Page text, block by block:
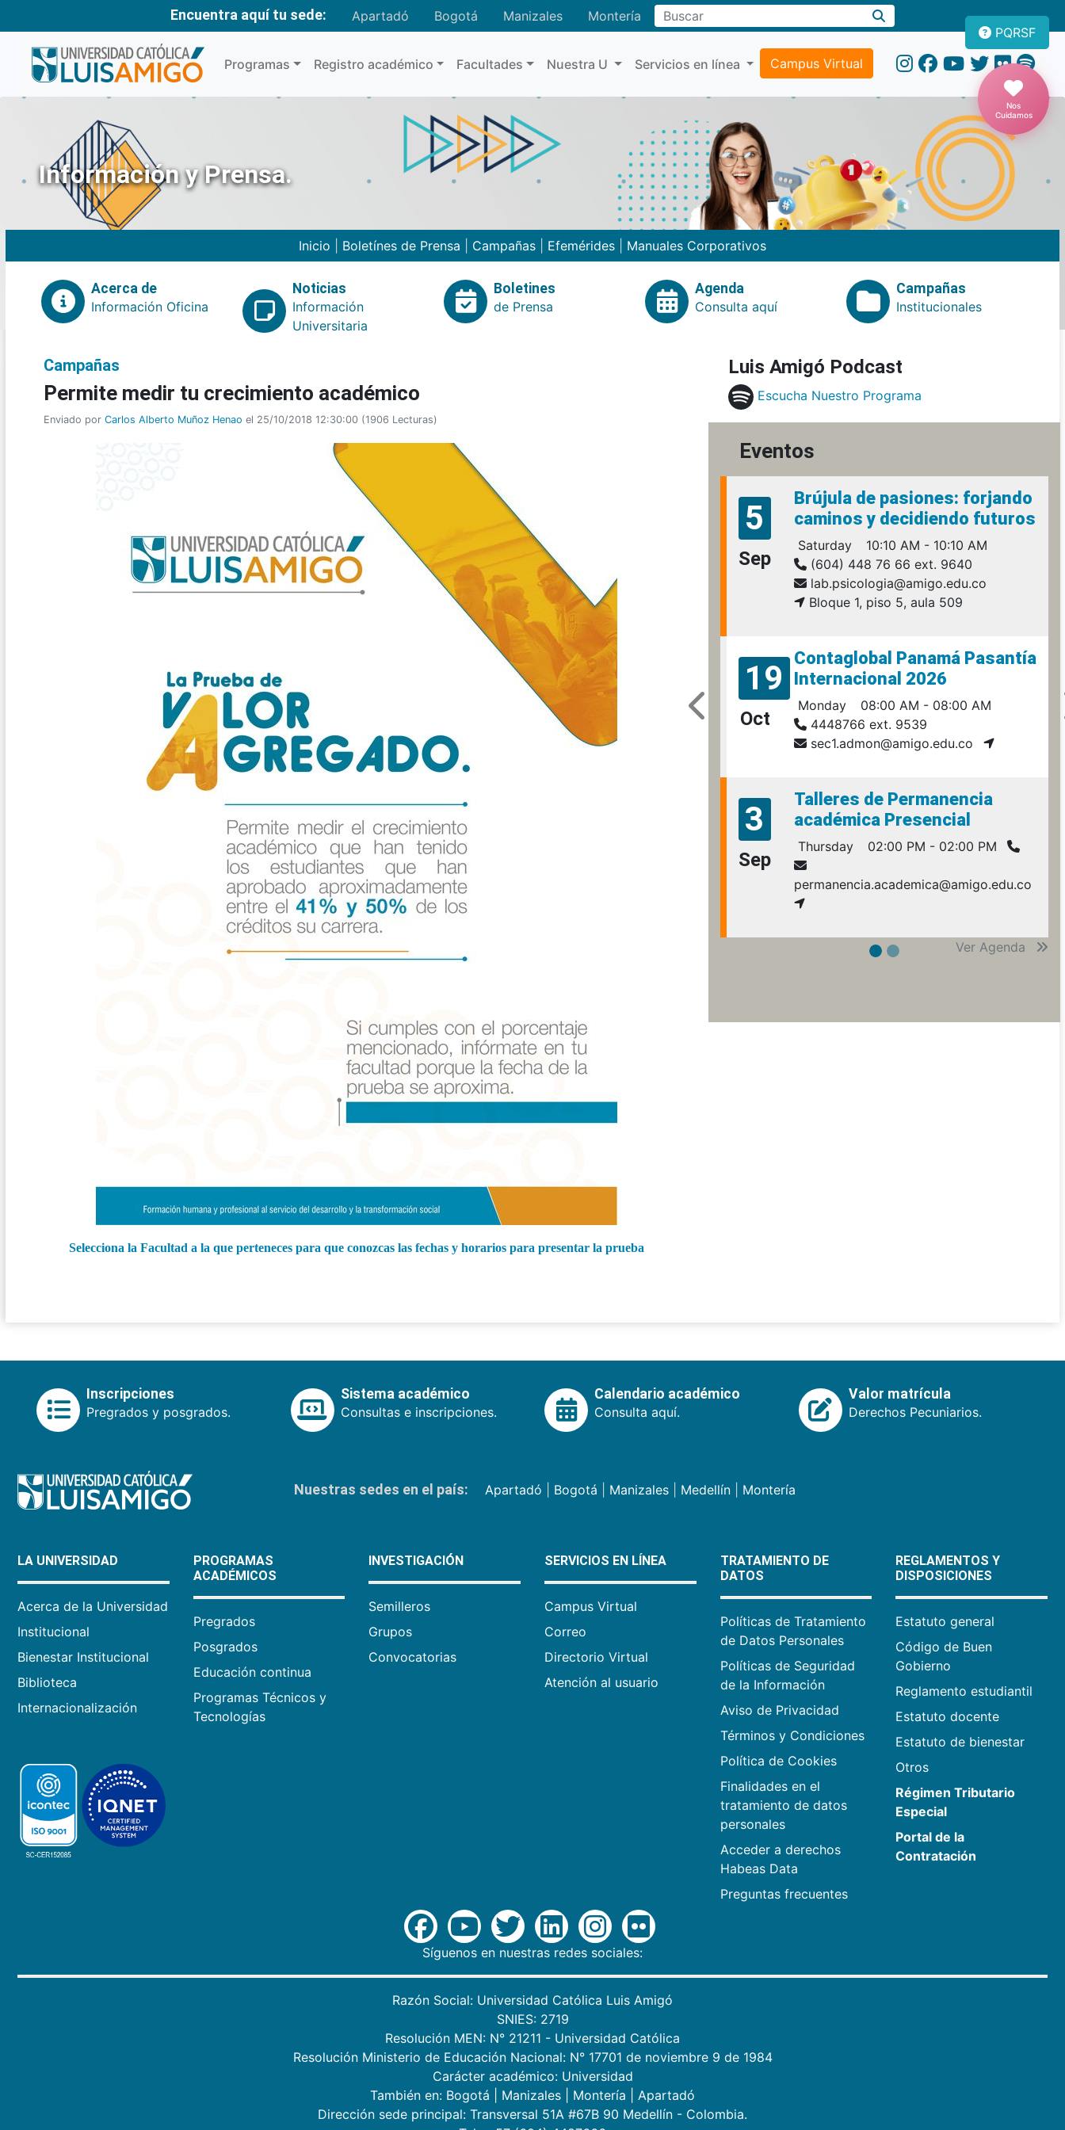
Encuentra aquí tu sede: Apartadó Bogotá Manizales MonteríaBuscar
Programas Registro académico Facultades Nuestra U Servicios en línea Campus Virtual
PQRSF
Nos
Cuidamos
Información y Prensa.
Inicio Boletínes de Prensa Campañas Efemérides Manuales Corporativos
Acerca de
Información Oficina
Noticias
Información
Universitaria
Boletines
de Prensa
Agenda
Consulta aquí
Campañas
Institucionales
Campañas
Permite medir tu crecimiento académico
Enviado por Carlos Alberto Muñoz Henao el 25/10/2018 12:30:00 (1906 Lecturas)
Selecciona la Facultad a la que perteneces para que conozcas las fechas y horarios para presentar la prueba
Luis Amigó Podcast
Escucha Nuestro Programa
Eventos
5
Sep
Brújula de pasiones: forjando
caminos y decidiendo futuros
Saturday
10:10 AM - 10:10 AM
(604) 448 76 66 ext. 9640
lab.psicologia@amigo.edu.co
Bloque 1, piso 5, aula 509
19
Oct
Contaglobal Panamá Pasantía
Internacional 2026
Monday
08:00 AM - 08:00 AM
4448766 ext. 9539
sec1.admon@amigo.edu.co
3
Sep
Talleres de Permanencia
académica Presencial
Thursday 02:00 PM - 02:00 PM
permanencia.academica@amigo.edu.co
Ver Agenda
Inscripciones
Pregrados y posgrados.
Sistema académico
Consultas e inscripciones.
Calendario académico
Consulta aquí.
Valor matrícula
Derechos Pecuniarios.
Nuestras sedes en el país: Apartadó Bogotá Manizales| Medellín| Montería
LA UNIVERSIDAD
Acerca de la Universidad
Institucional
Bienestar Institucional
Biblioteca
Internacionalización
PROGRAMAS
ACADÉMICOS
Pregrados
Posgrados
Educación continua
Programas Técnicos y
Tecnologías
INVESTIGACIÓN
Semilleros
Grupos
Convocatorias
SERVICIOS EN LÍNEA
Campus Virtual
Correo
Directorio Virtual
Atención al usuario
TRATAMIENTO DE
DATOS
Políticas de Tratamiento
de Datos Personales
Políticas de Seguridad
de la Información
Aviso de Privacidad
Términos y Condiciones
Política de Cookies
Finalidades en el
tratamiento de datos
personales
Acceder a derechos
Habeas Data
Preguntas frecuentes
REGLAMENTOS Y
DISPOSICIONES
Estatuto general
Código de Buen
Gobierno
Reglamento estudiantil
Estatuto docente
Estatuto de bienestar
Otros
Régimen Tributario
Especial
Portal de la
Contratación
Síguenos en nuestras redes sociales:
Razón Social: Universidad Católica Luis Amigó
SNIES: 2719
Resolución MEN: N° 21211 - Universidad Católica
Resolución Ministerio de Educación Nacional: N° 17701 de noviembre 9 de 1984
Carácter académico: Universidad
También en: Bogotá Manizales Montería
Apartadó
Dirección sede principal: Transversal 51A #67B 90 Medellín - Colombia.